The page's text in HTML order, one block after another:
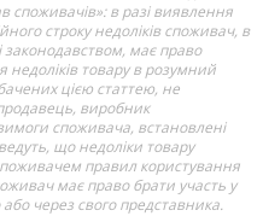
споживачів»: в разі виявлення
строку недоліків споживач, в
законодавством, має право
товару в розумний
цією статтею, не
виробник
споживача, встановлені
що недоліки товару
правил користування
має право брати участь у
або через свого представника.